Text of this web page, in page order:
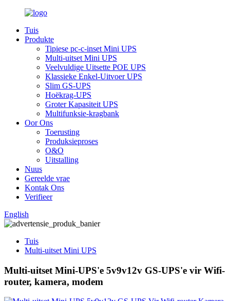
Tuis
Produkte
Tipiese pc-c-inset Mini UPS
Multi-uitset Mini UPS
Veelvuldige Uitsette POE UPS
Klassieke Enkel-Uitvoer UPS
Slim GS-UPS
Hoëkrag-UPS
Groter Kapasiteit UPS
Multifunksie-kragbank
Oor Ons
Toerusting
Produksieproses
O&O
Uitstalling
Nuus
Gereelde vrae
Kontak Ons
Verifieer
English
Tuis
Multi-uitset Mini UPS
Multi-uitset Mini-UPS'e 5v9v12v GS-UPS'e vir Wifi-
router, kamera, modem